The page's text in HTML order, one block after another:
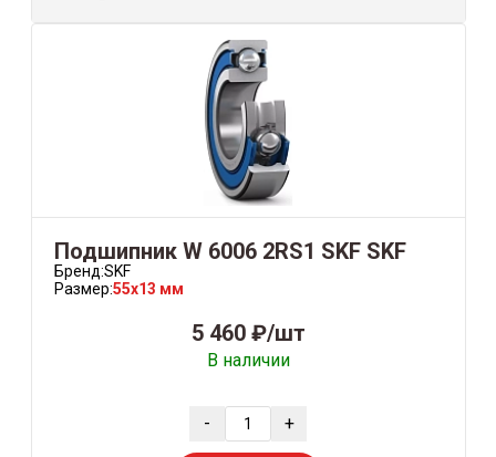
Подшипник W 6006 2RS1 SKF SKF
Бренд:SKF
Размер:55x13 мм
5 460 ₽/шт
В наличии
- +